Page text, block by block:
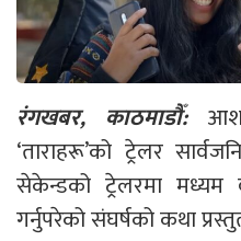
रंगखबर, काठमाडौँ:
‘ताराहरू’को ट्रेलर
सेकेन्डको ट्रेलरमा मध्यम
गर्नुपरेको संघर्षको कथा